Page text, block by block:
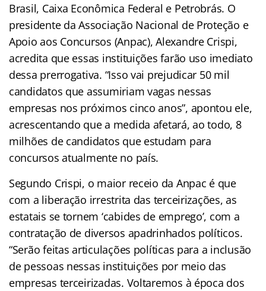
Brasil, Caixa Econômica Federal e Petrobrás. O
presidente da Associação Nacional de Proteção e
Apoio aos Concursos (Anpac), Alexandre Crispi,
acredita que essas instituições farão uso imediato
dessa prerrogativa. “Isso vai prejudicar 50 mil
candidatos que assumiriam vagas nessas
empresas nos próximos cinco anos”, apontou ele,
acrescentando que a medida afetará, ao todo, 8
milhões de candidatos que estudam para
concursos atualmente no país.
Segundo Crispi, o maior receio da Anpac é que
com a liberação irrestrita das terceirizações, as
estatais se tornem ‘cabides de emprego’, com a
contratação de diversos apadrinhados políticos.
“Serão feitas articulações políticas para a inclusão
de pessoas nessas instituições por meio das
empresas terceirizadas. Voltaremos à época dos